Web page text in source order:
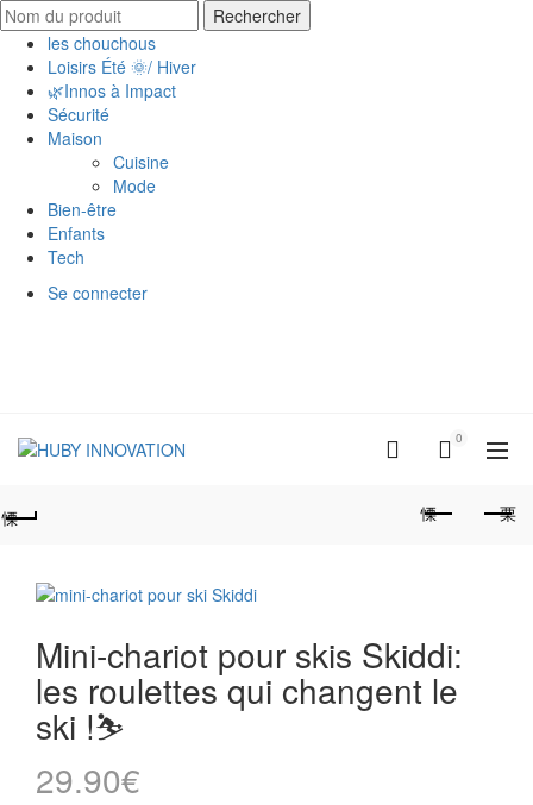
Rechercher
les chouchous
Loisirs Été 🌞/ Hiver
🌿Innos à Impact
Sécurité
Maison
Cuisine
Mode
Bien-être
Enfants
Tech
Se connecter
0
Mini-chariot pour skis Skiddi:
les roulettes qui changent le
ski !⛷️
29.90€